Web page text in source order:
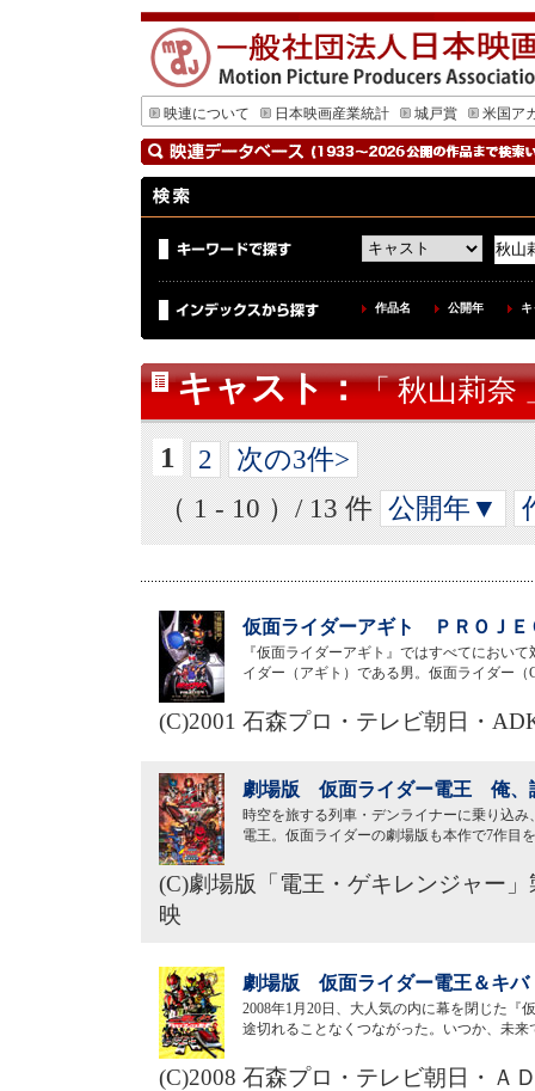
映連について 日本映画産業統計 城戸賞 米国ア
作品名 公開年
キャスト：「 秋山莉奈
1 2
次の3件>
（ 1 - 10 ）/ 13 件 公開年▼
仮面ライダーアギト ＰＲＯＪ
『仮面ライダーアギト』ではすべてにおい
イダー（アギト）である男。仮面ライダー
(C)2001 石森プロ・テレビ朝日・
劇場版 仮面ライダー電王 俺、
時空を旅する列車・デンライナーに乗り込
電王。仮面ライダーの劇場版も本作で7作目
(C)劇場版「電王・ゲキレンジャー
映
劇場版 仮面ライダー電王＆キバ
2008年1月20日、大人気の内に幕を閉じた『
途切れることなくつながった。いつか、未
(C)2008 石森プロ・テレビ朝日・Ａ